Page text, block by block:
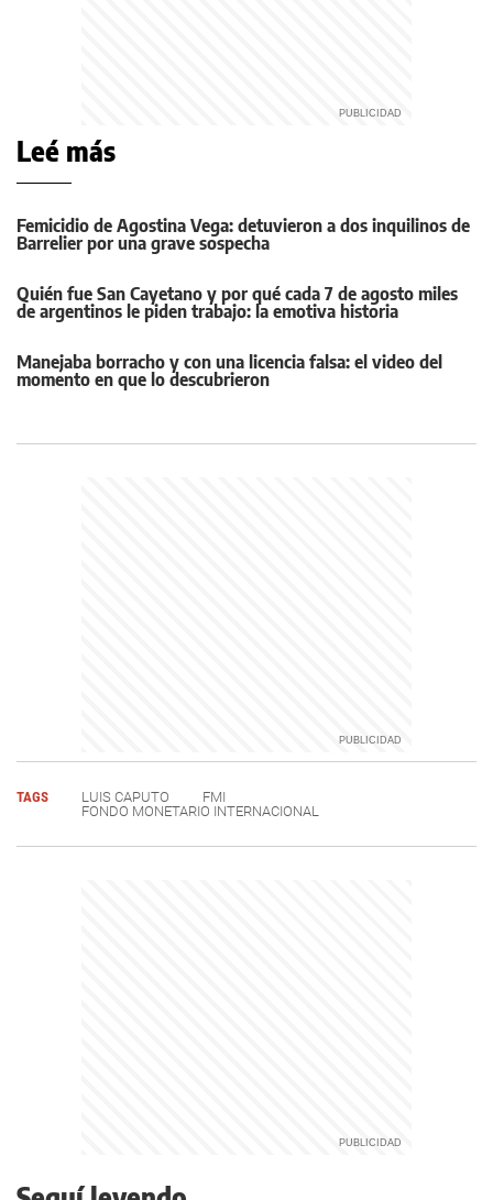
Leé más
Femicidio de Agostina Vega: detuvieron a dos inquilinos de
Barrelier por una grave sospecha
Quién fue San Cayetano y por qué cada 7 de agosto miles
de argentinos le piden trabajo: la emotiva historia
Manejaba borracho y con una licencia falsa: el video del
momento en que lo descubrieron
TAGS LUIS CAPUTO
FMI
FONDO MONETARIO INTERNACIONAL